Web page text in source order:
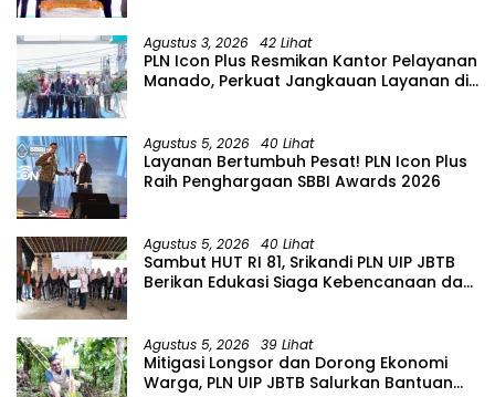
Agustus 3, 2026 42 Lihat
PLN Icon Plus Resmikan Kantor Pelayanan
Manado, Perkuat Jangkauan Layanan di
Agustus 5, 2026 40 Lihat
Layanan Bertumbuh Pesat! PLN Icon Plus
Raih Penghargaan SBBI Awards 2026
Agustus 5, 2026 40 Lihat
Sambut HUT RI 81, Srikandi PLN UIP JBTB
Berikan Edukasi Siaga Kebencanaan dan
Simacan Banyuwangi
Agustus 5, 2026 39 Lihat
Mitigasi Longsor dan Dorong Ekonomi
Warga, PLN UIP JBTB Salurkan Bantuan